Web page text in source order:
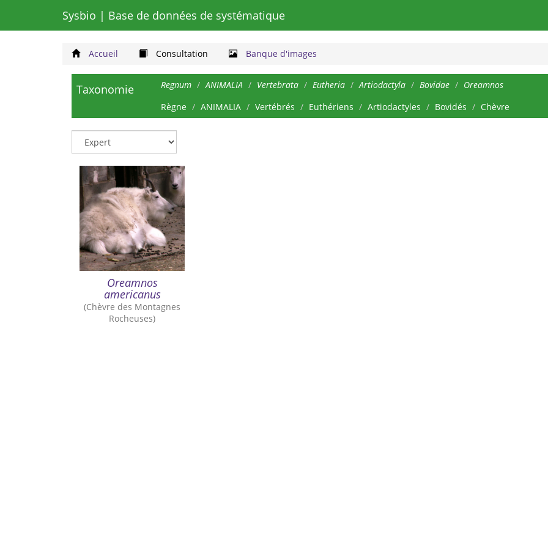
Sysbio | Base de données de systématique
Accueil Consultation Banque d'images
Taxonomie Regnum ANIMALIA Vertebrata Eutheria Artiodactyla Bovidae
Oreamnos
Règne
ANIMALIA Vertébrés Euthériens Artiodactyles Bovidés Chèvre
Oreamnos
americanus
(Chèvre des Montagnes
Rocheuses)